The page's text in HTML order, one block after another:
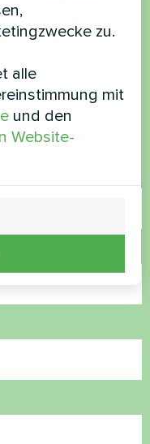
oder
werden Ihnen
zu.
alle
mit
und den
Website-